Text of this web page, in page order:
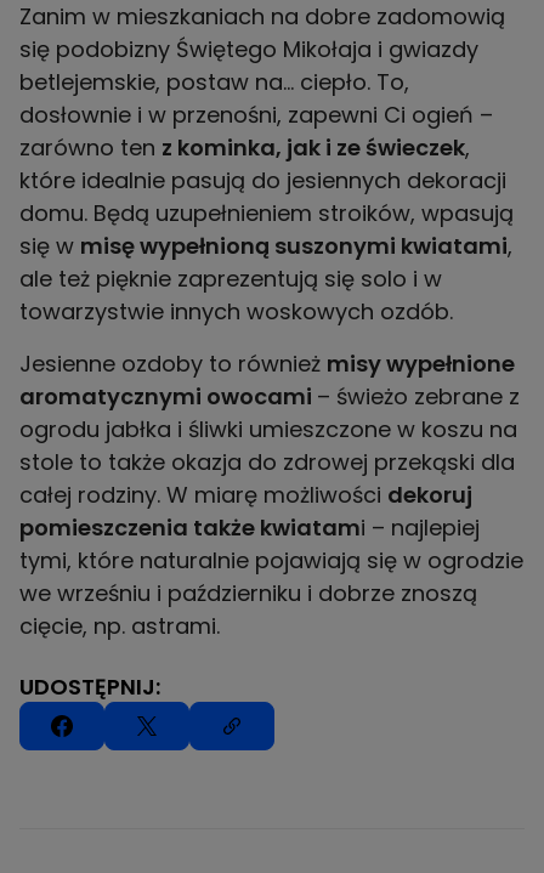
Zanim w mieszkaniach na dobre zadomowią
się podobizny Świętego Mikołaja i gwiazdy
betlejemskie, postaw na… ciepło. To,
dosłownie i w przenośni, zapewni Ci ogień –
zarówno ten z kominka, jak i ze świeczek,
które idealnie pasują do jesiennych dekoracji
domu. Będą uzupełnieniem stroików, wpasują
się w misę wypełnioną suszonymi kwiatami,
ale też pięknie zaprezentują się solo i w
towarzystwie innych woskowych ozdób.
Jesienne ozdoby to również misy wypełnione
aromatycznymi owocami – świeżo zebrane z
ogrodu jabłka i śliwki umieszczone w koszu na
stole to także okazja do zdrowej przekąski dla
całej rodziny. W miarę możliwości dekoruj
pomieszczenia także kwiatami – najlepiej
tymi, które naturalnie pojawiają się w ogrodzie
we wrześniu i październiku i dobrze znoszą
cięcie, np. astrami.
UDOSTĘPNIJ: